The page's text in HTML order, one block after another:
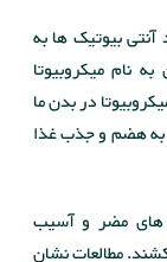
بیوتیک ها به
نام میکروبیوتا
در بدن ما
به هضم و جذب غذا
های مضر و آسیب
مطالعات نشان